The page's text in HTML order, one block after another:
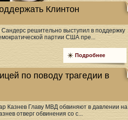
Клинтон
решительно выступил в поддержку
партии США пре...
Подробнее
по поводу трагедии в
Казнев Главу МВД обвиняют в давлении на
отверг обвинения со с...